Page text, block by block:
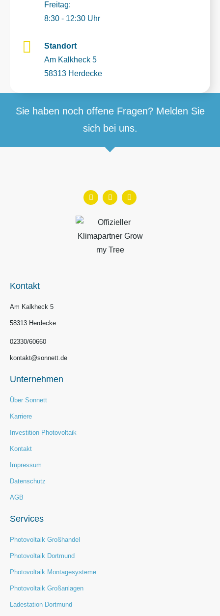
Freitag:
8:30 - 12:30 Uhr
Standort
Am Kalkheck 5
58313 Herdecke
Sie haben noch offene Fragen? Melden Sie
sich bei uns.
Kontakt
Am Kalkheck 5
58313 Herdecke
02330/60660
kontakt@sonnett.de
Unternehmen
Über Sonnett
Karriere
Investition Photovoltaik
Kontakt
Impressum
Datenschutz
AGB
Services
Photovoltaik Großhandel
Photovoltaik Dortmund
Photovoltaik Montagesysteme
Photovoltaik Großanlagen
Ladestation Dortmund